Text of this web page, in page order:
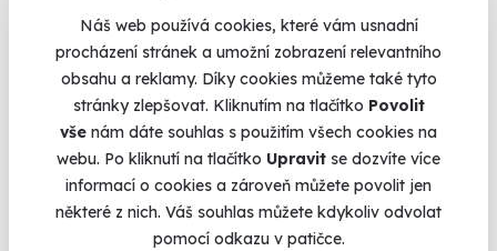
Náš web používá cookies, které vám usnadní
procházení stránek a umožní zobrazení relevantního
obsahu a reklamy. Díky cookies můžeme také tyto
stránky zlepšovat. Kliknutím na tlačítko Povolit
vše nám dáte souhlas s použitím všech cookies na
webu. Po kliknutí na tlačítko Upravit se dozvíte více
informací o cookies a zároveň můžete povolit jen
některé z nich. Váš souhlas můžete kdykoliv odvolat
pomocí odkazu v patičce.
Romantická plavba lodí při západu slunce s
lahví prosecca
Když se Vltava zbarví do zlata.